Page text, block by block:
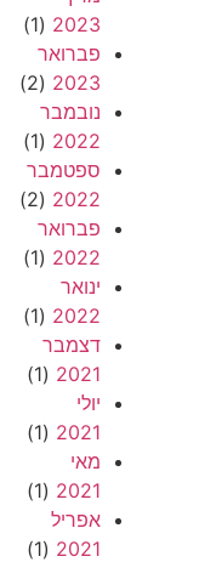
2023
(1)
פברואר
2023
(2)
נובמבר
2022
(1)
ספטמבר
2022
(2)
פברואר
2022
(1)
ינואר
2022
(1)
דצמבר
2021
(1)
יולי
2021
(1)
מאי
2021
(1)
אפריל
2021
(1)